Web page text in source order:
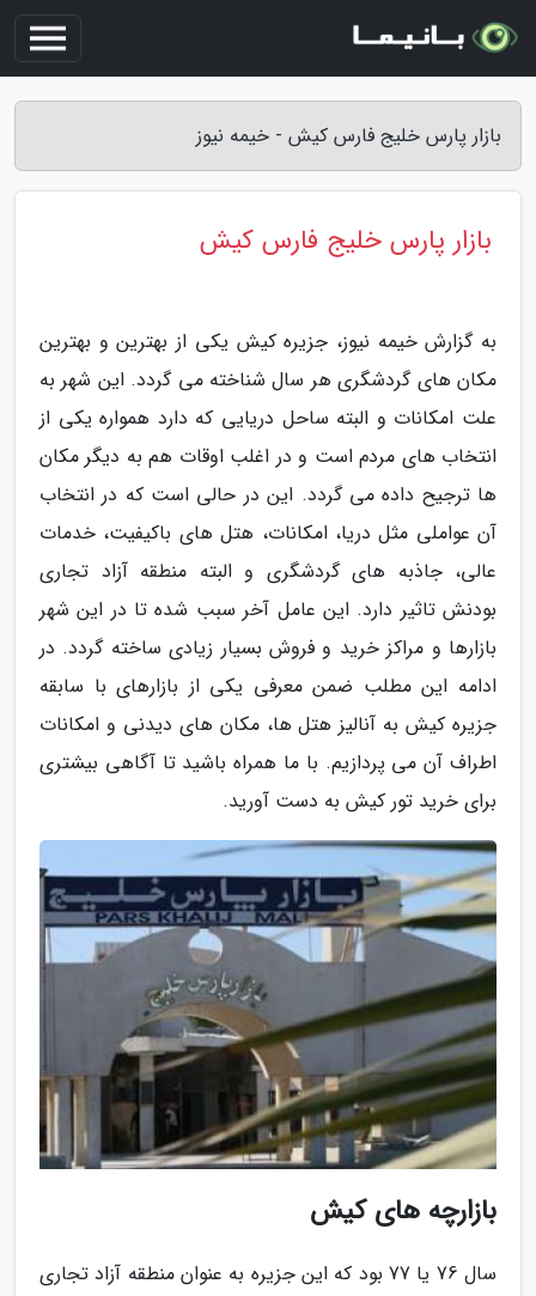
بازار پارس خلیج فارس کیش - خیمه نیوز
بازار پارس خلیج فارس کیش
به گزارش خیمه نیوز، جزیره کیش یکی از بهترین و بهترین
مکان های گردشگری هر سال شناخته می گردد. این شهر به
علت امکانات و البته ساحل دریایی که دارد همواره یکی از
انتخاب های مردم است و در اغلب اوقات هم به دیگر مکان
ها ترجیح داده می گردد. این در حالی است که در انتخاب
آن عواملی مثل دریا، امکانات، هتل های باکیفیت، خدمات
عالی، جاذبه های گردشگری و البته منطقه آزاد تجاری
بودنش تاثیر دارد. این عامل آخر سبب شده تا در این شهر
بازارها و مراکز خرید و فروش بسیار زیادی ساخته گردد. در
ادامه این مطلب ضمن معرفی یکی از بازارهای با سابقه
جزیره کیش به آنالیز هتل ها، مکان های دیدنی و امکانات
اطراف آن می پردازیم. با ما همراه باشید تا آگاهی بیشتری
برای خرید تور کیش به دست آورید.
بازارچه های کیش
سال 76 یا 77 بود که این جزیره به عنوان منطقه آزاد تجاری